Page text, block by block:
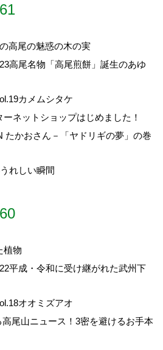
高尾の魅惑の木の実
高尾名物「高尾煎餅」誕生のあゆ
カメムシタケ
ネットショップはじめました！
たかおさん－「ヤドリギの夢」の巻
れしい瞬間
植物
平成・令和に受け継がれた武州下
オオミズアオ
尾山ニュース！3密を避けるお手本